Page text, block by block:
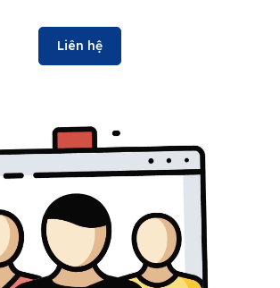
Liên hệ